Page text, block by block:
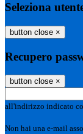
Seleziona
button close ×
Recupero
button close ×
all'indirizzo indicato
Non hai una e-mail